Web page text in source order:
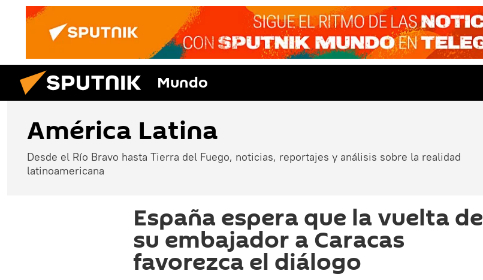
Mundo
América Latina
Desde el Río Bravo hasta Tierra del Fuego, noticias, reportajes y análisis sobre la realidad
latinoamericana
España espera que la vuelta de
su embajador a Caracas
favorezca el diálogo